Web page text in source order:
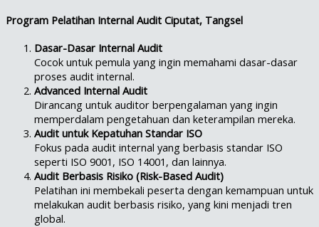
Program Pelatihan Internal Audit Ciputat, Tangsel
Dasar-Dasar Internal Audit
Cocok untuk pemula yang ingin memahami dasar-dasar
proses audit internal.
Advanced Internal Audit
Dirancang untuk auditor berpengalaman yang ingin
memperdalam pengetahuan dan keterampilan mereka.
Audit untuk Kepatuhan Standar ISO
Fokus pada audit internal yang berbasis standar ISO
seperti ISO 9001, ISO 14001, dan lainnya.
Audit Berbasis Risiko (Risk-Based Audit)
Pelatihan ini membekali peserta dengan kemampuan untuk
melakukan audit berbasis risiko, yang kini menjadi tren
global.